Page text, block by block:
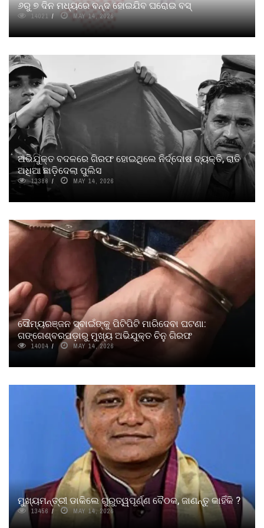
୬ରୁ ୭ ଦିନ ମଧ୍ୟରେ ବନ୍ଦ ହୋଇଯିବ ଘରୋଇ ବସ୍
14021 MAY 14, 2026
ଅଭିଯୁକ୍ତ ବଦଳରେ ଗିରଫ ହୋଇଥିଲେ ନିର୍ଦ୍ଦୋଷ ବ୍ୟକ୍ତି, ରାତି
ଅଧିଆ ଛାଡ଼ିଦେଲା ପୁଲିସ
13386 MAY 14, 2026
ସୌମ୍ୟରଞ୍ଜନ ସ୍ବାଇଁଙ୍କୁ ପିଟିପିଟି ମାରିଦେବା ଘଟଣା:
ଗଙ୍ଗେଶ୍ବରପଡ଼ାରୁ ମୁଖ୍ୟ ଅଭିଯୁକ୍ତ ଚିନୁ ଗିରଫ
14004 MAY 14, 2026
ମୁଖ୍ୟମନ୍ତ୍ରୀ ଡାକିଲେ ଗୁରୁତ୍ୱପୂର୍ଣ୍ଣ ବୈଠକ, ଜାଣନ୍ତୁ କାହିଁକି ?
13456 MAY 14, 2026